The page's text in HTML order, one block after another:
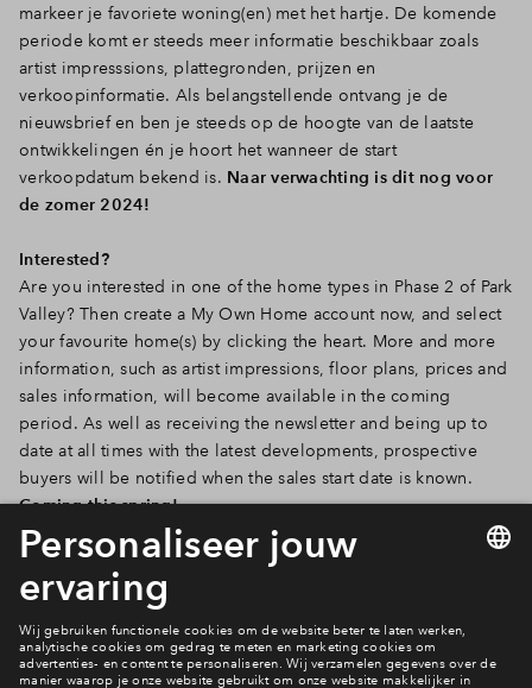
markeer je favoriete woning(en) met het hartje. De komende
periode komt er steeds meer informatie beschikbaar zoals
artist impresssions, plattegronden, prijzen en
verkoopinformatie. Als belangstellende ontvang je de
nieuwsbrief en ben je steeds op de hoogte van de laatste
ontwikkelingen én je hoort het wanneer de start
verkoopdatum bekend is. Naar verwachting is dit nog voor
de zomer 2024!
Interested?
Are you interested in one of the home types in Phase 2 of Park
Valley? Then create a My Own Home account now, and select
your favourite home(s) by clicking the heart. More and more
information, such as artist impressions, floor plans, prices and
sales information, will become available in the coming
period. As well as receiving the newsletter and being up to
date at all times with the latest developments, prospective
buyers will be notified when the sales start date is known.
Coming this spring!
Mijn Eigen Huis